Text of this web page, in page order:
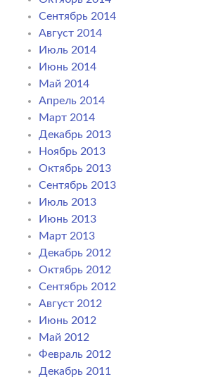
Сентябрь 2014
Август 2014
Июль 2014
Июнь 2014
Май 2014
Апрель 2014
Март 2014
Декабрь 2013
Ноябрь 2013
Октябрь 2013
Сентябрь 2013
Июль 2013
Июнь 2013
Март 2013
Декабрь 2012
Октябрь 2012
Сентябрь 2012
Август 2012
Июнь 2012
Май 2012
Февраль 2012
Декабрь 2011